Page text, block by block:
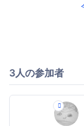
3人の参加者